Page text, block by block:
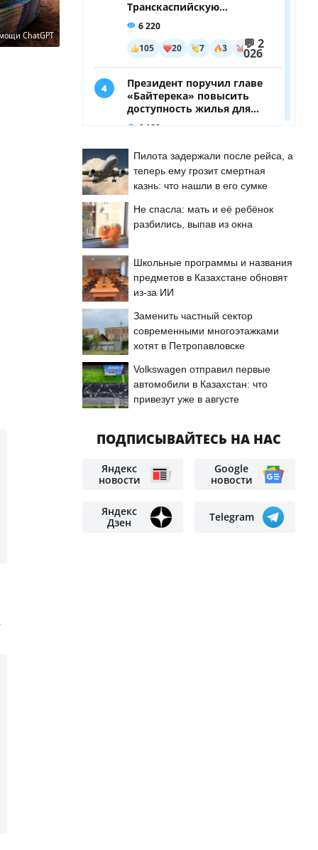
ChatGPT
Пилота задержали после рейса, а
теперь ему грозит смертная
казнь: что нашли в его сумке
Не спасла: мать и её ребёнок
разбились, выпав из окна
Школьные программы и названия
предметов в Казахстане обновят
из-за ИИ
Заменить частный сектор
современными многоэтажками
хотят в Петропавловске
Volkswagen отправил первые
автомобили в Казахстан: что
привезут уже в августе
ПОДПИСЫВАЙТЕСЬ НА НАС
Яндекс
новости
Google
новости
Яндекс
Дзен
Telegram